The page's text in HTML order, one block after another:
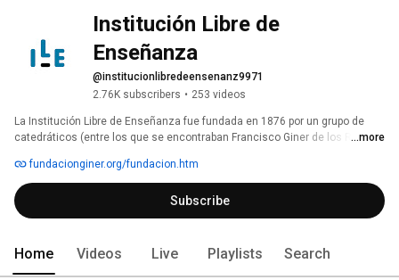
Institución Libre de
Enseñanza
@institucionlibredeensenanz9971
2.76K subscribers • 253 videos
La Institución Libre de Enseñanza fue fundada en 1876 por un grupo de
catedráticos (entre los que se encontraban Francisco Giner de los Ríos,
Universidad por defender la libertad de cátedra y negarse a ajustar sus
enseñanzas a los dogmas oficiales. Tras la entrada en vigor de la
Constitución de 1978, la Fundación recuperó su patrimonio y su plena
capacidad de acción. Actualmente desarrolla iniciativas para constituirse
vocación de involucrarse en la modernización del sistema educativo:
...more
fundacionginer.org/fundacion.htm
Subscribe
Home Videos Live Playlists Search